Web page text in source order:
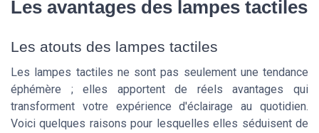
Les avantages des lampes tactiles
Les atouts des lampes tactiles
Les lampes tactiles ne sont pas seulement une tendance
éphémère ; elles apportent de réels avantages qui
transforment votre expérience d'éclairage au quotidien.
Voici quelques raisons pour lesquelles elles séduisent de